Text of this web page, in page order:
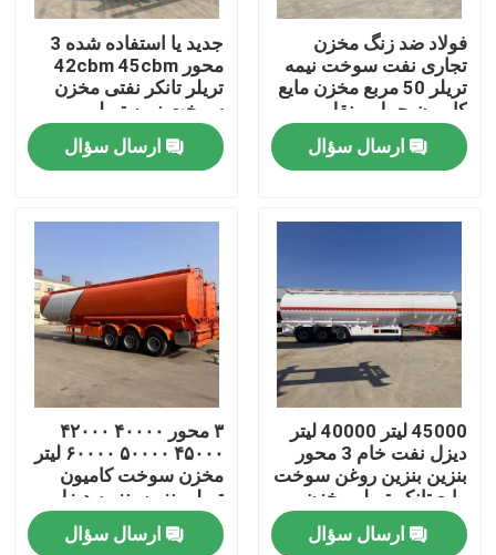
محصولات
فیلم های
درباره ما
تور کارخانه
فولاد ضد زنگ مخزن
تجاری نفت سوخت نیمه
تریلر 50 مربع مخزن مایع
کامیون حمل و نقل
ارسال سؤال
جدید یا استفاده شده 3
محور 42cbm 45cbm
تریلر تانکر نفتی مخزن
سوخت نیمه تریلر
ارسال سؤال
45000 لیتر 40000 لیتر
دیزل نفت خام 3 محور
بنزین بنزین روغن سوخت
مایع تانکر تریلر مخزن
نیمه تریلر
ارسال سؤال
۳ محور ۴۰۰۰۰ ۴۲۰۰۰
۴۵۰۰۰ ۵۰۰۰۰ ۶۰۰۰۰ لیتر
مخزن سوخت کامیون
تریلر بنزین بنزین دیزل
مخزن روغن مخزن
سوخت ارسال سؤال